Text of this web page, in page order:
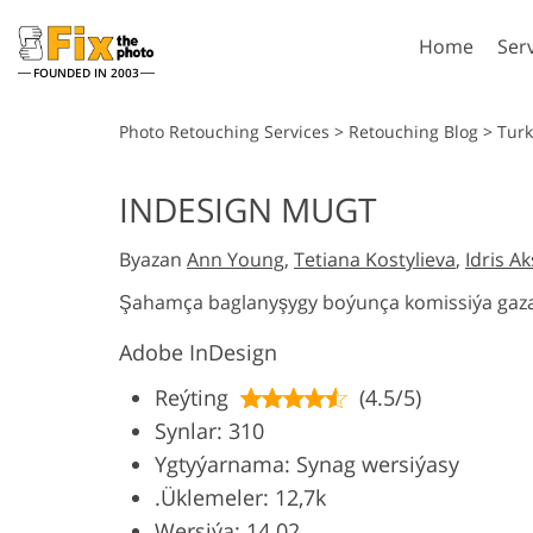
FOUNDED IN 2003
Home
Wedding Photo Editing
Lightroom
Lightroom Presets
Entire LR Preset
Collections
Mobile Collection
Entire
Photo Retouching Services > Retouching Blog >
INDESIGN MUGT
Byazan Ann Young, Tetiana Kostylieva, Idris
Şahamça baglanyşygy boýunça komissiýa
Adobe InDesign
Reýting
(4.5/5)
Synlar: 310
Ygtyýarnama: Synag wersiýasy
.Üklemeler: 12,7k